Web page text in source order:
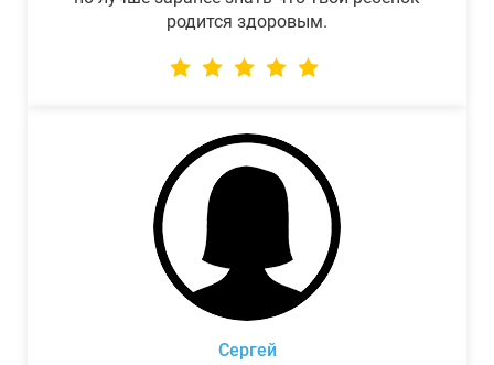
родится здоровым.
Сергей